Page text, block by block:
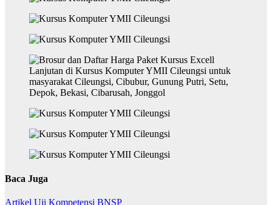
Baca Juga
Artikel Uji Kompetensi BNSP